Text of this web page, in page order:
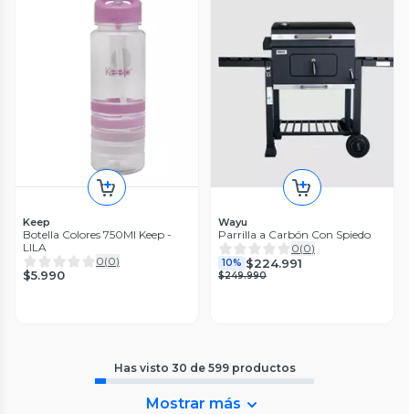
Keep
Botella Colores 750Ml Keep -
LILA
0(0)
$5.990
Wayu
Parrilla a Carbón Con Spiedo
0(0)
10% $224.991
$249.990
Has visto 30 de 599 productos
Mostrar más